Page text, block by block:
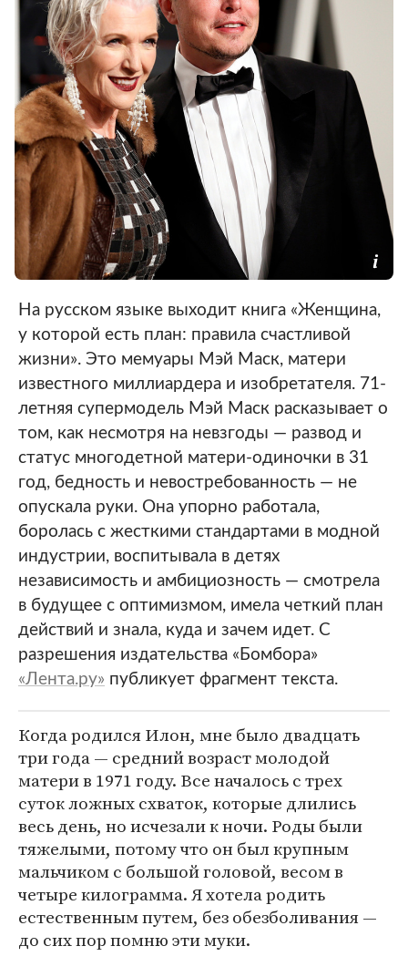
На русском языке выходит книга «Женщина,
у которой есть план: правила счастливой
жизни». Это мемуары Мэй Маск, матери
известного миллиардера и изобретателя. 71-
летняя супермодель Мэй Маск расказывает о
том, как несмотря на невзгоды — развод и
статус многодетной матери-одиночки в 31
год, бедность и невостребованность — не
опускала руки. Она упорно работала,
боролась с жесткими стандартами в модной
индустрии, воспитывала в детях
независимость и амбициозность — смотрела
в будущее с оптимизмом, имела четкий план
действий и знала, куда и зачем идет. С
разрешения издательства «Бомбора»
«Лента.ру» публикует фрагмент текста.
Когда родился Илон, мне было двадцать
три года — средний возраст молодой
матери в 1971 году. Все началось с трех
суток ложных схваток, которые длились
весь день, но исчезали к ночи. Роды были
тяжелыми, потому что он был крупным
мальчиком с большой головой, весом в
четыре килограмма. Я хотела родить
естественным путем, без обезболивания —
до сих пор помню эти муки.